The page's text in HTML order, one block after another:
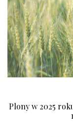
Plony w 2025